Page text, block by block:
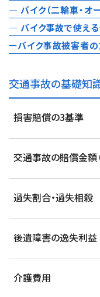
— バイク（二輪車・オ
— バイク事故で使え
ーバイク事故被害者
交通事故の基礎知
損害賠償の3基準
交通事故の賠償金額
過失割合・過失相殺
後遺障害の逸失利益
介護費用